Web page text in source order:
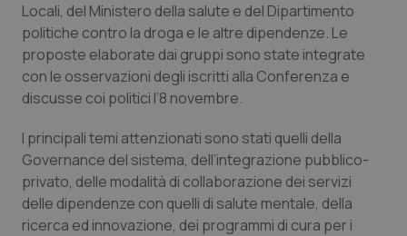
Puglia
Sardegna
Toscana
Umbria
Malattie rare
Malattia di Crohn & Rettocolite Ulcerosa
Obesità
Oftalmologia
Locali, del Ministero della salute e del Dipartimento
politiche contro la droga e le altre dipendenze. Le
proposte elaborate dai gruppi sono state integrate
con le osservazioni degli iscritti alla Conferenza e
discusse coi politici l’8 novembre.
I principali temi attenzionati sono stati quelli della
Governance del sistema, dell’integrazione pubblico-
privato, delle modalità di collaborazione dei servizi
delle dipendenze con quelli di salute mentale, della
ricerca ed innovazione, dei programmi di cura per i